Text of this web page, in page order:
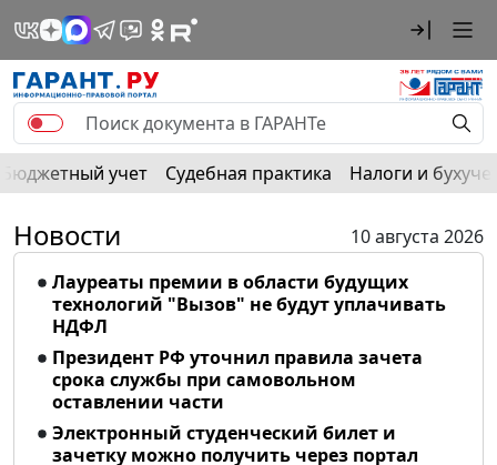
Бюджетный учет Судебная практика Налоги и
Новости
10 августа 2026
Лауреаты премии в области будущих
технологий "Вызов" не будут уплачивать
НДФЛ
Президент РФ уточнил правила зачета
срока службы при самовольном
оставлении части
Электронный студенческий билет и
зачетку можно получить через портал